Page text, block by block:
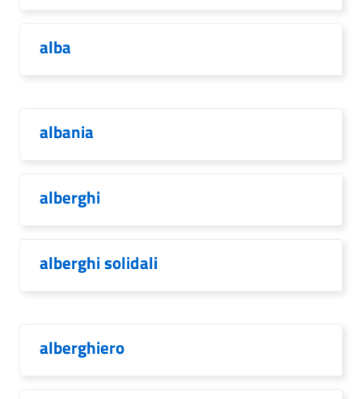
alba
albania
alberghi
alberghi solidali
alberghiero